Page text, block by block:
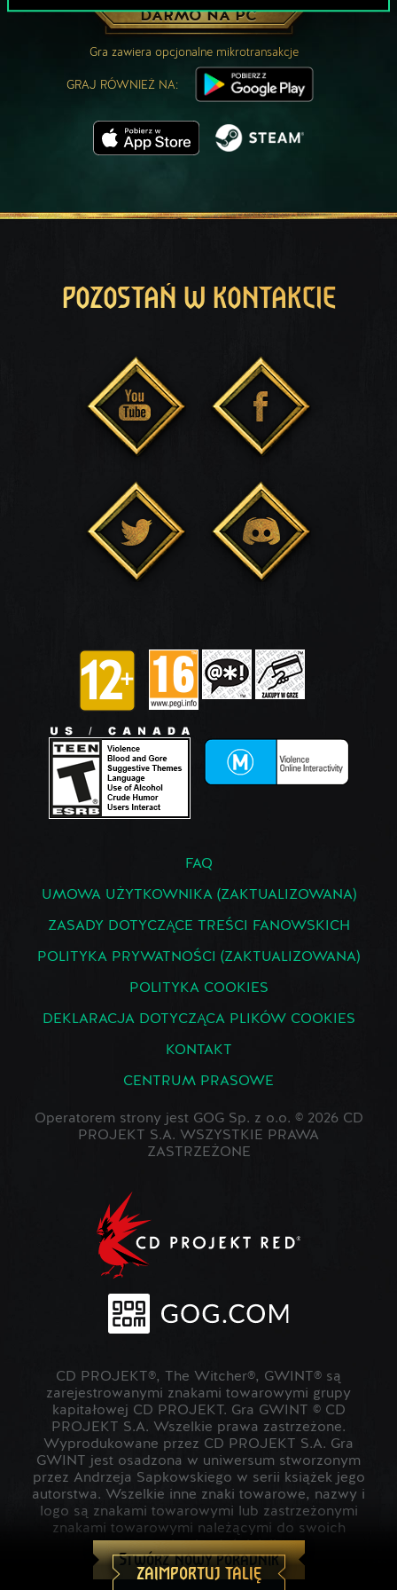
Stwórz nowy poradnik
ZAIMPORTUJ TALIĘ
DARMO NA PC
Gra zawiera opcjonalne mikrotransakcje
GRAJ RÓWNIEŻ NA:
POZOSTAŃ W KONTAKCIE
FAQ
UMOWA UŻYTKOWNIKA (ZAKTUALIZOWANA)
ZASADY DOTYCZĄCE TREŚCI FANOWSKICH
POLITYKA PRYWATNOŚCI (ZAKTUALIZOWANA)
POLITYKA COOKIES
DEKLARACJA DOTYCZĄCA PLIKÓW COOKIES
KONTAKT
CENTRUM PRASOWE
Operatorem strony jest GOG Sp. z o.o. © 2026 CD
PROJEKT S.A. WSZYSTKIE PRAWA
ZASTRZEŻONE
CD PROJEKT®, The Witcher®, GWINT® są
zarejestrowanymi znakami towarowymi grupy
kapitałowej CD PROJEKT. Gra GWINT © CD
PROJEKT S.A. Wszelkie prawa zastrzeżone.
Wyprodukowane przez CD PROJEKT S.A. Gra
GWINT jest osadzona w uniwersum stworzonym
przez Andrzeja Sapkowskiego w serii książek jego
autorstwa. Wszelkie inne znaki towarowe, nazwy i
logo są znakami towarowymi lub zastrzeżonymi
znakami towarowymi należącymi do swoich
prawowitych właścicieli.